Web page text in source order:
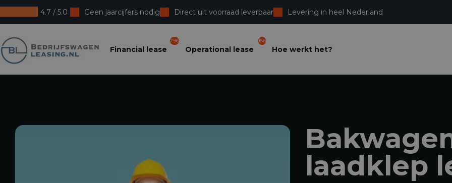
4.7 / 5.0 Geen jaarcijfers nodig Direct uit voorraad leverbaar Levering in heel Nederland
Bedrijfswagenleasing
Financial lease
296
Operational lease
156
Hoe werkt het?
laadklep